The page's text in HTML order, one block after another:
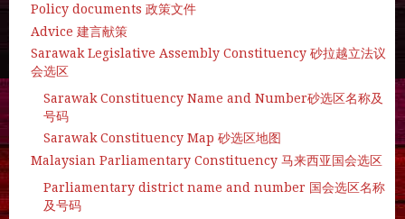
Policy documents 政策文件
Advice 建言献策
Sarawak Legislative Assembly Constituency 砂拉越立法议
会选区
Sarawak Constituency Name and Number砂选区名称及
号码
Sarawak Constituency Map 砂选区地图
Malaysian Parliamentary Constituency 马来西亚国会选区
Parliamentary district name and number 国会选区名称
及号码